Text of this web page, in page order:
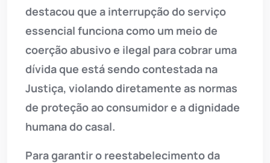
destacou que a interrupção do serviço
essencial funciona como um meio de
coerção abusivo e ilegal para cobrar uma
dívida que está sendo contestada na
Justiça, violando diretamente as normas
de proteção ao consumidor e a dignidade
humana do casal.
Para garantir o reestabelecimento da